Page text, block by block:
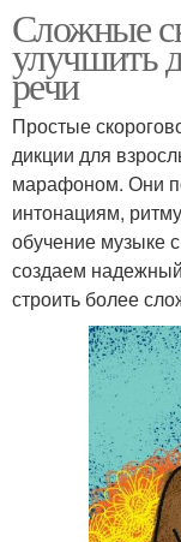
Сложные
улучшить
речи
Простые
дикции для
марафоном. Они
интонациям,
обучение музыке
создаем
строить более